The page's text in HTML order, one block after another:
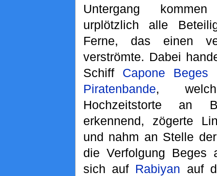
Untergang
urplötzlich alle
Ferne, das einen
verströmte. Dabei
Schiff Capone Beges
Piratenbande,
Hochzeitstorte an
erkennend, zögerte
und nahm an Stelle
die Verfolgung Beges
sich auf Rabiyan auf